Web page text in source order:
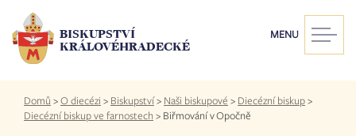
hlavnímu
obsahu
BISKUPSTVÍ
KRÁLOVÉHRADECKÉ
MENU
Drobečková
navigace
Domů >O diecézi > Biskupství> Naši biskupové > Diecézní biskup>
Diecézní biskup ve farnostech > Biřmování v Opočně